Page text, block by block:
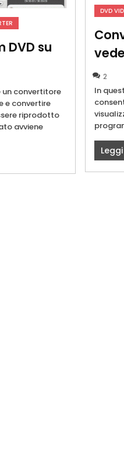
DVD su
un convertitore
e convertire
riprodotto
avviene
DVD
2
In